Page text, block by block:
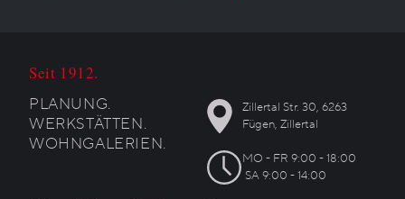
Seit 1912.
PLANUNG.
WERKSTÄTTEN.
WOHNGALERIEN.
Zillertal Str. 30, 6263
Fügen, Zillertal
MO - FR 9:00 - 18:00
SA 9:00 - 14:00